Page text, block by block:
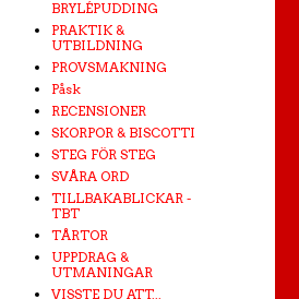
BRYLÉPUDDING
PRAKTIK &
UTBILDNING
PROVSMAKNING
Påsk
RECENSIONER
SKORPOR & BISCOTTI
STEG FÖR STEG
SVÅRA ORD
TILLBAKABLICKAR -
TBT
TÅRTOR
UPPDRAG &
UTMANINGAR
VISSTE DU ATT...